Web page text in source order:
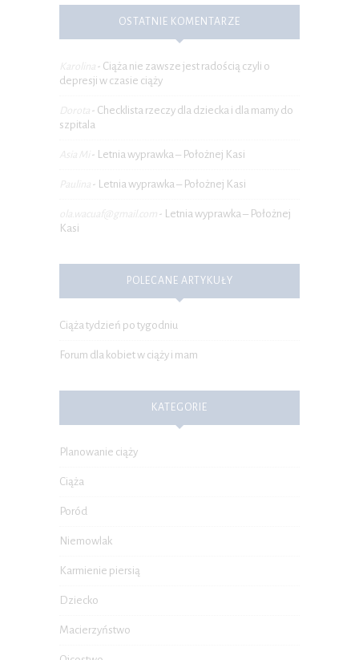
OSTATNIE KOMENTARZE
Karolina - Ciąża nie zawsze jest radością czyli o
depresji w czasie ciąży
Dorota - Checklista rzeczy dla dziecka i dla mamy do
szpitala
Asia Mi - Letnia wyprawka – Położnej Kasi
Paulina - Letnia wyprawka – Położnej Kasi
ola.wacuaf@gmail.com - Letnia wyprawka – Położnej
Kasi
POLECANE ARTYKUŁY
Ciąża tydzień po tygodniu
Forum dla kobiet w ciąży i mam
KATEGORIE
Planowanie ciąży
Ciąża
Poród
Niemowlak
Karmienie piersią
Dziecko
Macierzyństwo